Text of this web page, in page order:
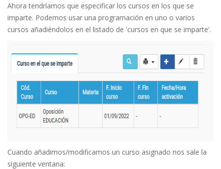
Ahora tendríamos que especificar los cursos en los que se
imparte. Podemos usar una programación en uno o varios
cursos añadiéndolos en el listado de 'cursos en que se imparte'.
Cuando añadimos/modificamos un curso asignado nos sale la
siguiente ventana: